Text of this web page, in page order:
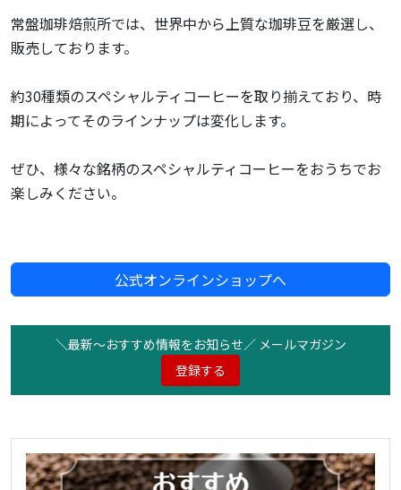
常盤珈琲焙煎所では、世界中から上質な珈琲豆を厳選し、
販売しております。
約30種類のスペシャルティコーヒーを取り揃えており、時
期によってそのラインナップは変化します。
ぜひ、様々な銘柄のスペシャルティコーヒーをおうちでお
楽しみください。
公式オンラインショップへ
＼最新〜おすすめ情報をお知らせ／ メールマガジン
登録する